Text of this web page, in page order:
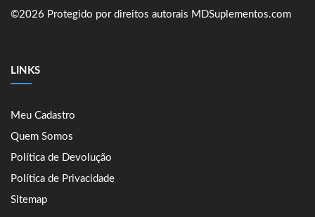
©2026 Protegido por direitos autorais MDSuplementos.com
LINKS
Meu Cadastro
Quem Somos
Política de Devolução
Política de Privacidade
Sitemap